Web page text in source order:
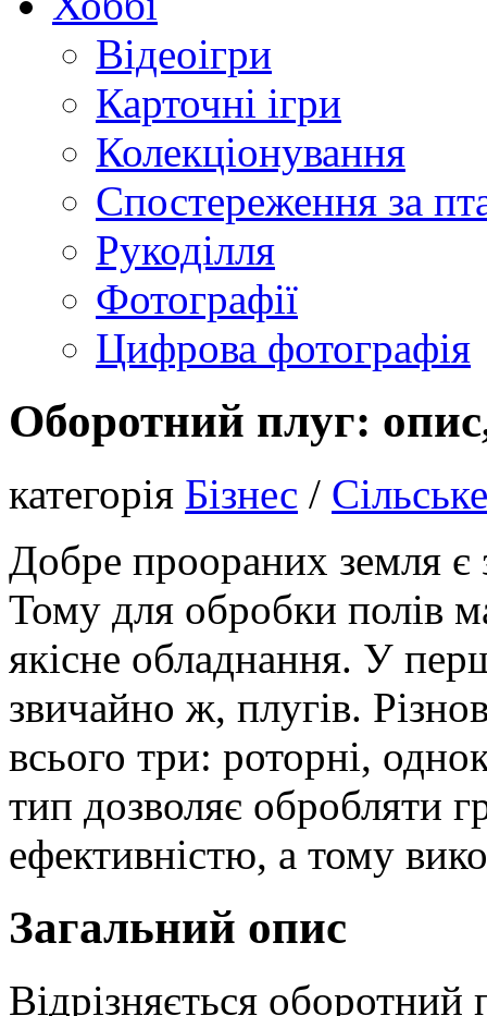
Відеоігри
Карточні ігри
Колекціонування
Спостереження за
Рукоділля
Фотографії
Цифрова фотографія
Оборотний плуг:
категорія Бізнес /
Добре проораних земля
Тому для обробки полів
якісне обладнання. У
звичайно ж, плугів.
всього три: роторні,
тип дозволяє обробляти
ефективністю, а тому
Загальний опис
Відрізняється